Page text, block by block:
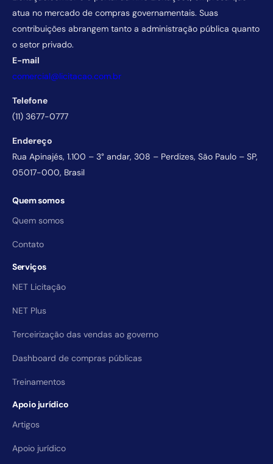
atua no mercado de compras governamentais. Suas
contribuições abrangem tanto a administração pública quanto
o setor privado.
E-mail
comercial@licitacao.com.br
Telefone
(11) 3677-0777
Endereço
Rua Apinajés, 1.100 – 3° andar, 308 – Perdizes, São Paulo – SP,
05017-000, Brasil
Quem somos
Quem somos
Contato
Serviços
NET Licitação
NET Plus
Terceirização das vendas ao governo
Dashboard de compras públicas
Treinamentos
Apoio jurídico
Artigos
Apoio jurídico